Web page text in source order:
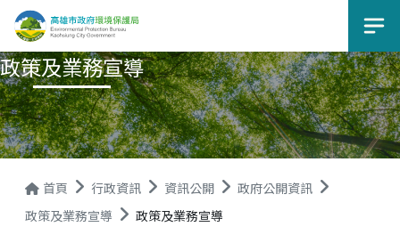
選
政策及業務宣導
首頁 行政資訊 資訊公開
政府公開資訊
政策及業務宣導
政策及業務宣導